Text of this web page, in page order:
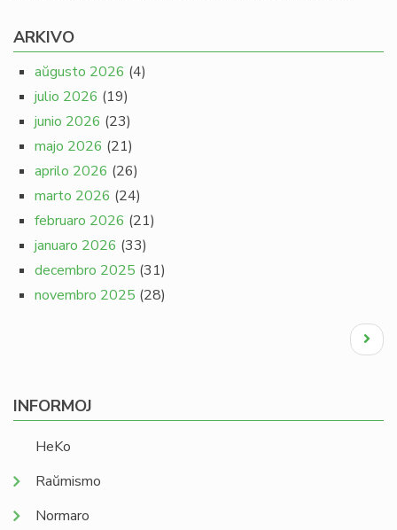
ARKIVO
aŭgusto 2026 (4)
julio 2026 (19)
junio 2026 (23)
majo 2026 (21)
aprilo 2026 (26)
marto 2026 (24)
februaro 2026 (21)
januaro 2026 (33)
decembro 2025 (31)
novembro 2025 (28)
Next
page
INFORMOJ
HeKo
Raŭmismo
Normaro